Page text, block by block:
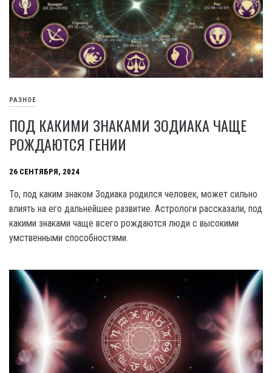
РАЗНОЕ
ПОД КАКИМИ ЗНАКАМИ ЗОДИАКА ЧАЩЕ
РОЖДАЮТСЯ ГЕНИИ
26 СЕНТЯБРЯ, 2024
То, под каким знаком Зодиака родился человек, может сильно
влиять на его дальнейшее развитие. Астрологи рассказали, под
какими знаками чаще всего рождаются люди с высокими
умственными способностями.